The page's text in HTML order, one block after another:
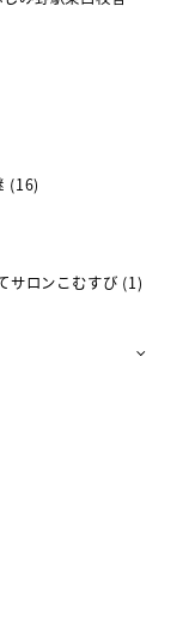
(16)
サロンこむすび (1)